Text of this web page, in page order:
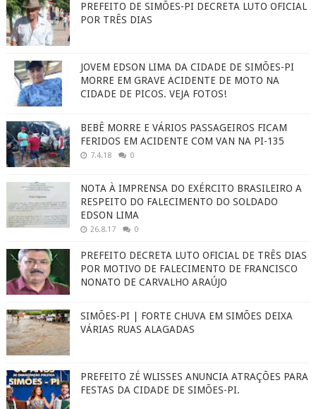
PREFEITO DE SIMÕES-PI DECRETA LUTO OFICIAL
POR TRÊS DIAS
JOVEM EDSON LIMA DA CIDADE DE SIMÕES-PI
MORRE EM GRAVE ACIDENTE DE MOTO NA
CIDADE DE PICOS. VEJA FOTOS!
BEBÊ MORRE E VÁRIOS PASSAGEIROS FICAM
FERIDOS EM ACIDENTE COM VAN NA PI-135
7.4.18 0
NOTA À IMPRENSA DO EXÉRCITO BRASILEIRO A
RESPEITO DO FALECIMENTO DO SOLDADO
EDSON LIMA
26.8.17 0
PREFEITO DECRETA LUTO OFICIAL DE TRÊS DIAS
POR MOTIVO DE FALECIMENTO DE FRANCISCO
NONATO DE CARVALHO ARAÚJO
SIMÕES-PI | FORTE CHUVA EM SIMÕES DEIXA
VÁRIAS RUAS ALAGADAS
PREFEITO ZÉ WLISSES ANUNCIA ATRAÇÕES PARA
FESTAS DA CIDADE DE SIMÕES-PI.